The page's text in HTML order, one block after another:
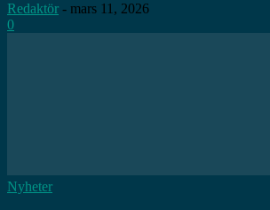
Redaktör - mars 11, 2026
0
Nyheter